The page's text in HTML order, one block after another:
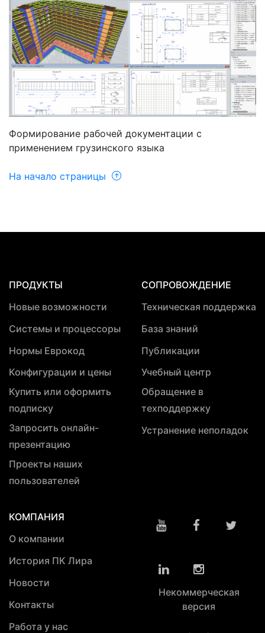
Формирование рабочей документации с
применением грузинского языка
На начало страницы
ПРОДУКТЫ
Новые возможности
Системы и процессоры
Нормы Еврокод
Конфигурации и цены
Купить или оформить
подписку
Запросить онлайн-
презентацию
Проекты наших
пользователей
СОПРОВОЖДЕНИЕ
Техническая поддержка
База знаний
Публикации
Учебный центр
Обращение в
техподдержку
Устранение неполадок
КОМПАНИЯ
О компании
История ПК Лира
Новости
Контакты
Работа у нас
Некоммерческая
версия